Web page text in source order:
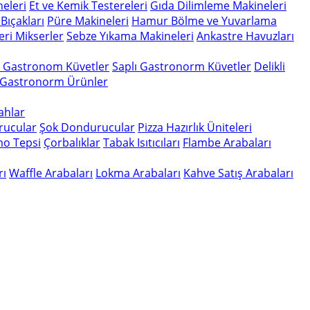
Et ve Kemik Testereleri Gıda Dilimleme Makineleri
Püre Makineleri Hamur Bölme ve Yuvarlama
MikserlerSebze Yıkama Makineleri Ankastre Havuzları
KüvetlerSaplı Gastronorm Küvetler Delikli
Ürünler
Şok Dondurucular Pizza Hazırlık Üniteleri
Tepsi ÇorbalıklarTabak Isıtıcıları Flambe Arabaları
Waffle Arabaları Lokma Arabaları Kahve Satış Arabaları